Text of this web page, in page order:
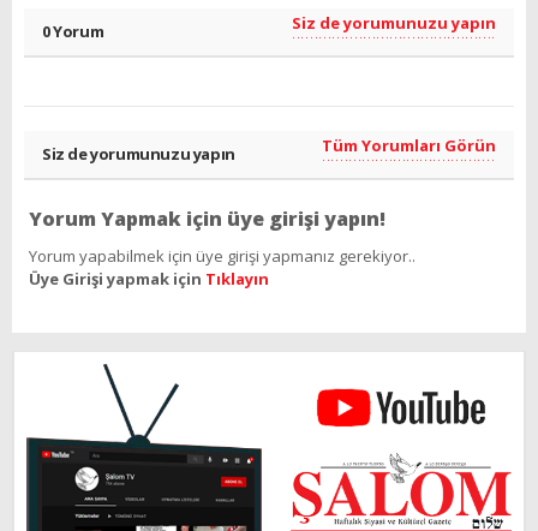
0 Yorum Siz de yorumunuzu yapın
Siz de yorumunuzu yapın Tüm Yorumları Görün
Yorum Yapmak için üye girişi yapın!
Yorum yapabilmek için üye girişi yapmanız gerekiyor..
Üye Girişi yapmak için Tıklayın